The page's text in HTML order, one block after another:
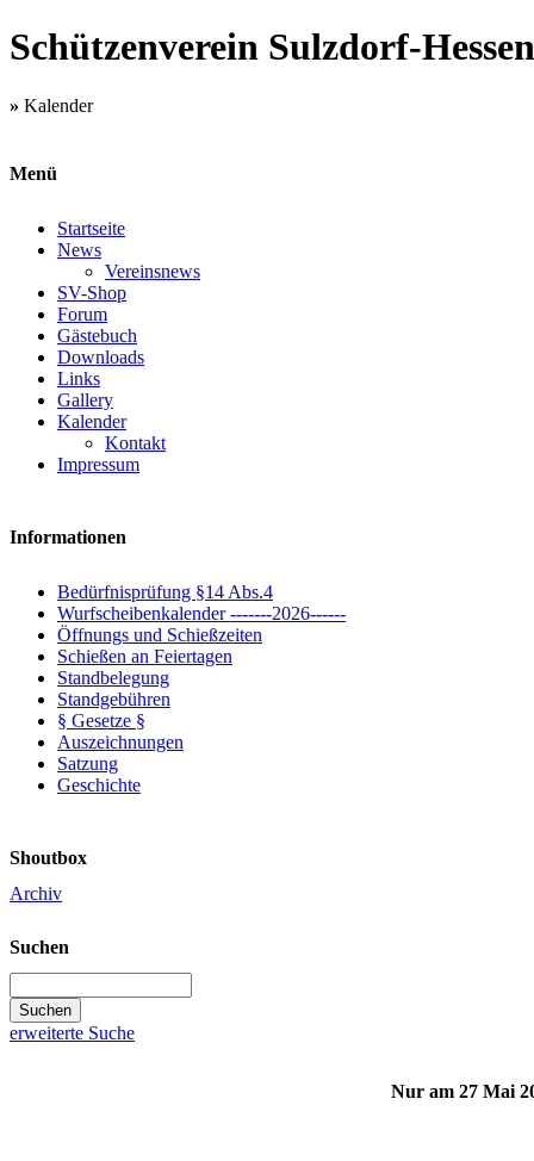
Schützenverein Sulzdorf-
» Kalender
Menü
Startseite
News
Vereinsnews
SV-Shop
Forum
Gästebuch
Downloads
Links
Gallery
Kalender
Kontakt
Impressum
Informationen
Bedürfnisprüfung §14 Abs.4
Wurfscheibenkalender -------2026------
Öffnungs und Schießzeiten
Schießen an Feiertagen
Standbelegung
Standgebühren
§ Gesetze §
Auszeichnungen
Satzung
Geschichte
Shoutbox
Archiv
Suchen
erweiterte Suche
Nur am 27 Mai